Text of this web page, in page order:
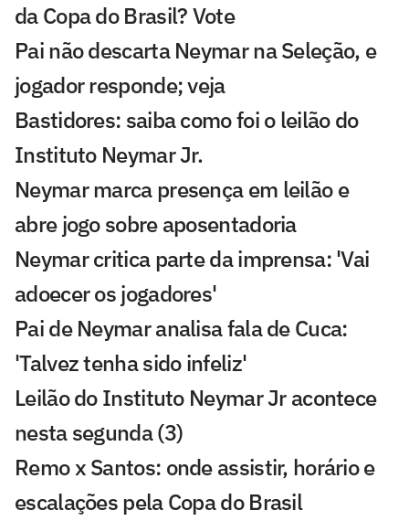
da Copa do Brasil? Vote
Pai não descarta Neymar na Seleção, e
jogador responde; veja
Bastidores: saiba como foi o leilão do
Instituto Neymar Jr.
Neymar marca presença em leilão e
abre jogo sobre aposentadoria
Neymar critica parte da imprensa: 'Vai
adoecer os jogadores'
Pai de Neymar analisa fala de Cuca:
'Talvez tenha sido infeliz'
Leilão do Instituto Neymar Jr acontece
nesta segunda (3)
Remo x Santos: onde assistir, horário e
escalações pela Copa do Brasil